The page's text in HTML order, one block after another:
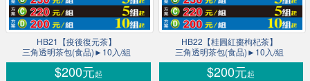
HB21【疫後復元茶】
三角透明茶包(食品)►10入/組
$200元起
HB22【桂圓紅棗枸杞茶】
三角透明茶包(食品)►10入/組
$200元起